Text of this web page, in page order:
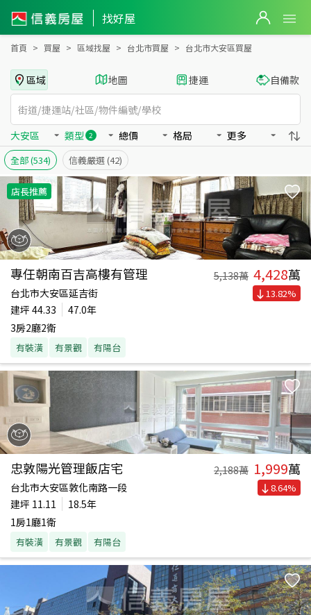
找好屋
台北市大安區買房：店面、華廈房屋物件出售、房價分析
首頁 買屋 區域找屋 台北市買屋 台北市大安區買屋
區域 地圖 捷運 自備款
大安區 類型 2 總價 格局 更多
全部(534) 信義嚴選 (42)
店長推薦
專任朝南百吉高樓有管理 5,138萬 4,428萬
台北市大安區延吉街
建坪 44.33
47.0年
3房2廳2衛
有裝潢 有景觀 有陽台
13.82%
忠敦陽光管理飯店宅 2,188萬 1,999萬
台北市大安區敦化南路一段
建坪 11.11
18.5年
1房1廳1衛
有裝潢 有景觀 有陽台
8.64%